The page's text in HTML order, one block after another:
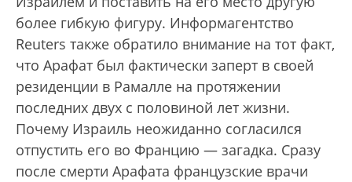
более гибкую фигуру. Информагентство
Reuters также обратило внимание на тот факт,
что Арафат был фактически заперт в своей
резиденции в Рамалле на протяжении
последних двух с половиной лет жизни.
Почему Израиль неожиданно согласился
отпустить его во Францию — загадка. Сразу
после смерти Арафата французские врачи